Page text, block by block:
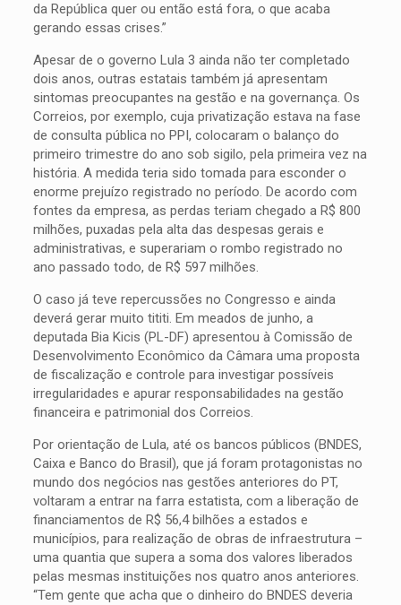
da República quer ou então está fora, o que acaba
gerando essas crises.”
Apesar de o governo Lula 3 ainda não ter completado
dois anos, outras estatais também já apresentam
sintomas preocupantes na gestão e na governança. Os
Correios, por exemplo, cuja privatização estava na fase
de consulta pública no PPI, colocaram o balanço do
primeiro trimestre do ano sob sigilo, pela primeira vez na
história. A medida teria sido tomada para esconder o
enorme prejuízo registrado no período. De acordo com
fontes da empresa, as perdas teriam chegado a R$ 800
milhões, puxadas pela alta das despesas gerais e
administrativas, e superariam o rombo registrado no
ano passado todo, de R$ 597 milhões.
O caso já teve repercussões no Congresso e ainda
deverá gerar muito tititi. Em meados de junho, a
deputada Bia Kicis (PL-DF) apresentou à Comissão de
Desenvolvimento Econômico da Câmara uma proposta
de fiscalização e controle para investigar possíveis
irregularidades e apurar responsabilidades na gestão
financeira e patrimonial dos Correios.
Por orientação de Lula, até os bancos públicos (BNDES,
Caixa e Banco do Brasil), que já foram protagonistas no
mundo dos negócios nas gestões anteriores do PT,
voltaram a entrar na farra estatista, com a liberação de
financiamentos de R$ 56,4 bilhões a estados e
municípios, para realização de obras de infraestrutura –
uma quantia que supera a soma dos valores liberados
pelas mesmas instituições nos quatro anos anteriores.
“Tem gente que acha que o dinheiro do BNDES deveria